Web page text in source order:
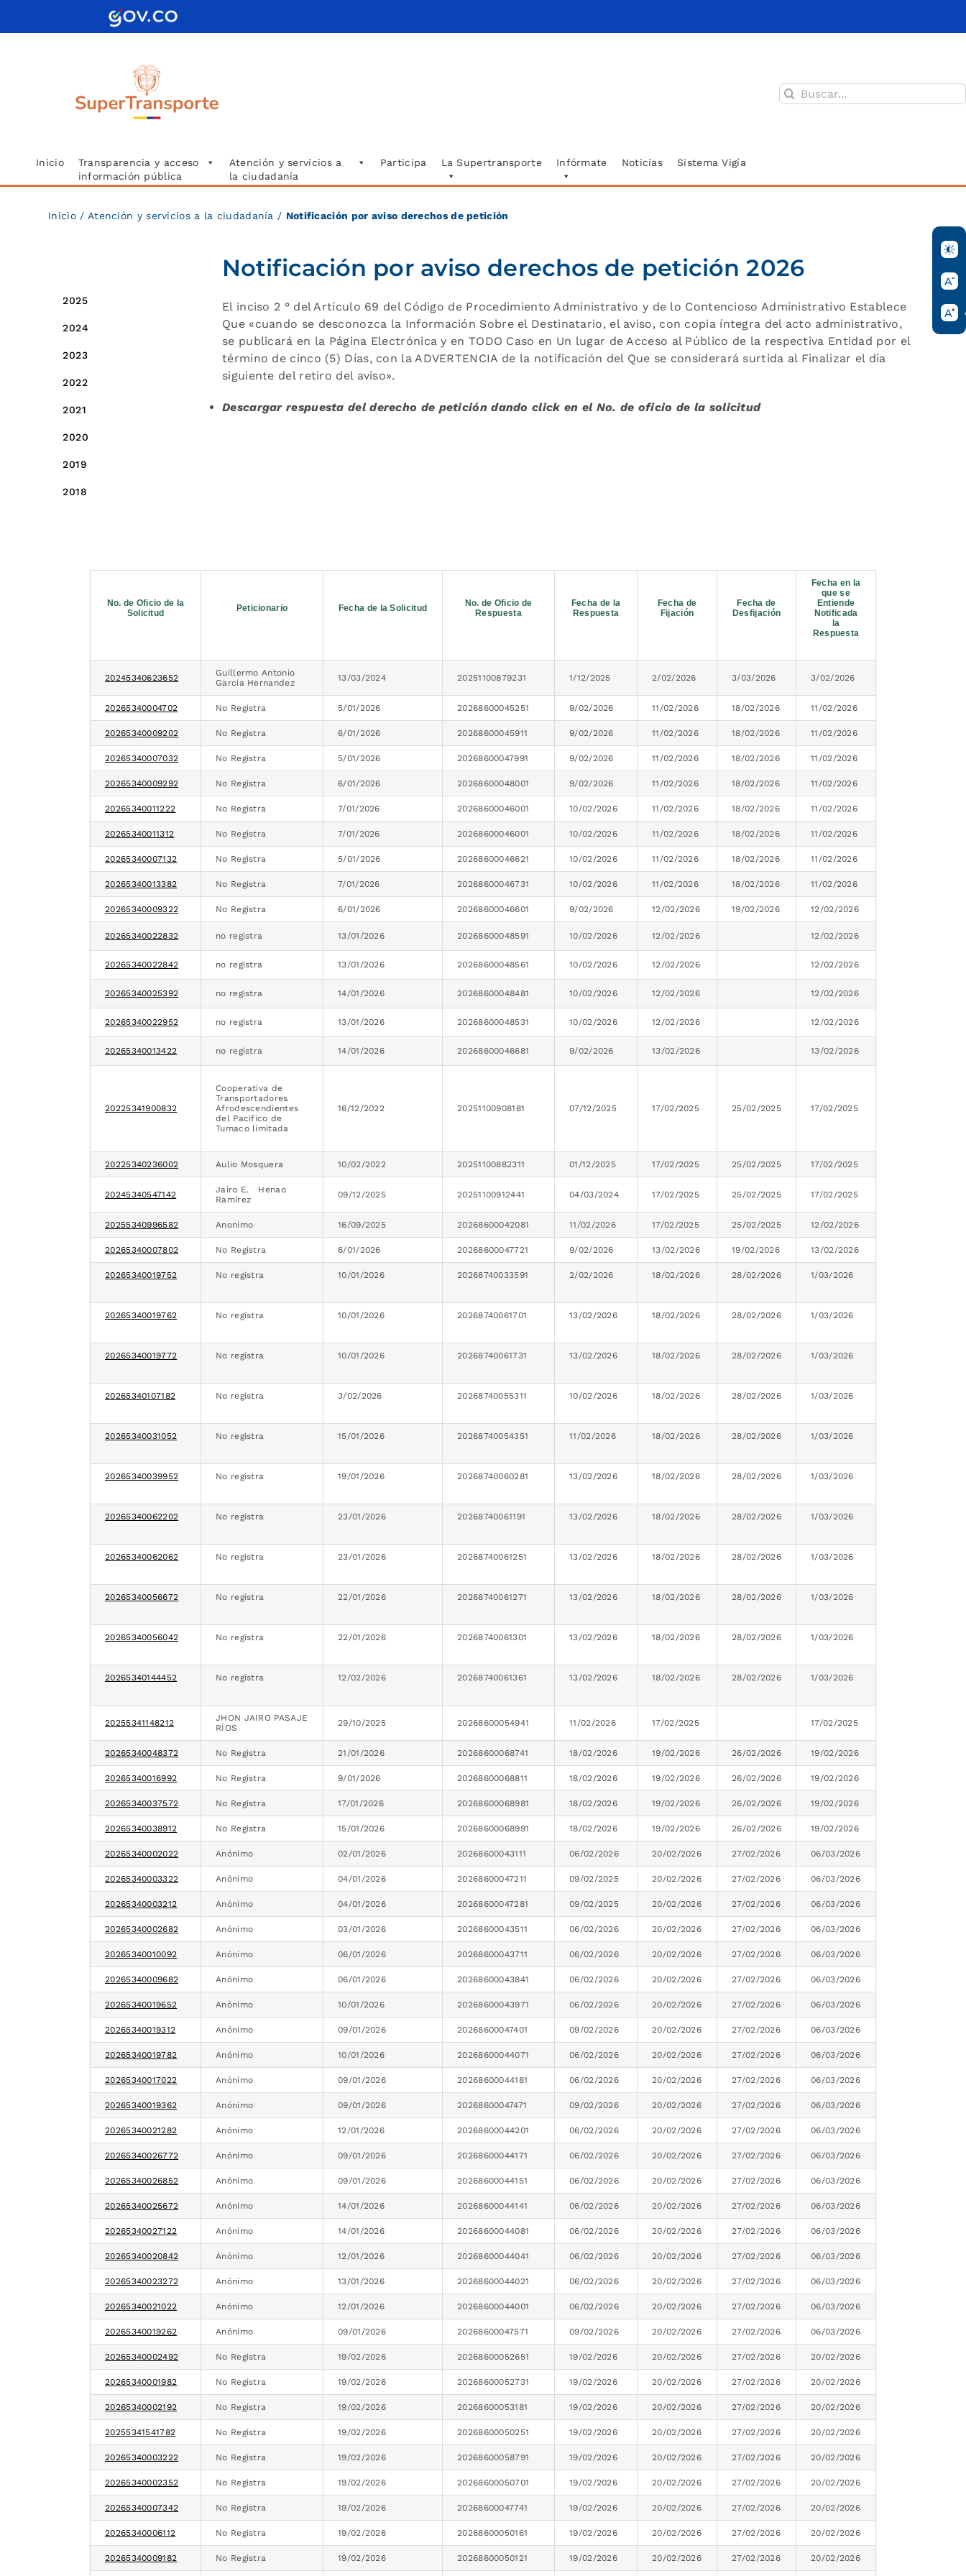
Buscar:
Inicio
Transparencia y acceso
información pública
Atención y servicios a
la ciudadanía
Participa La Supertransporte Infórmate Noticias Sistema Vigía
Inicio / Atención y servicios a la ciudadanía / Notificación por aviso derechos de petición
2025
2024
2023
2022
2021
2020
2019
2018
Notificación por aviso derechos de petición 2026
El inciso 2 ° del Artículo 69 del Código de Procedimiento Administrativo y de lo Contencioso Administrativo Establece
Que «cuando se desconozca la Información Sobre el Destinatario, el aviso, con copia íntegra del acto administrativo,
se publicará en la Página Electrónica y en TODO Caso en Un lugar de Acceso al Público de la respectiva Entidad por el
término de cinco (5) Días, con la ADVERTENCIA de la notificación del Que se considerará surtida al Finalizar el día
siguiente del retiro del aviso».
Descargar respuesta del derecho de petición dando click en el No. de oficio de la solicitud
No. de Oficio de la
Solicitud
Peticionario Fecha de la Solicitud
No. de Oficio de
Respuesta
Fecha de la
Respuesta
Fecha de
Fijación
Fecha de
Desfijación
Fecha en la
que se
Entiende
Notificada
la
Respuesta
20245340623652
Guillermo Antonio
Garcia Hernandez
13/03/2024 20251100879231 1/12/2025 2/02/2026 3/03/2026 3/02/2026
20265340004702 No Registra 5/01/2026 20268600045251 9/02/2026 11/02/2026 18/02/2026 11/02/2026
20265340009202 No Registra 6/01/2026 20268600045911 9/02/2026 11/02/2026 18/02/2026 11/02/2026
20265340007032 No Registra 5/01/2026 20268600047991 9/02/2026 11/02/2026 18/02/2026 11/02/2026
20265340009292 No Registra 6/01/2026 20268600048001 9/02/2026 11/02/2026 18/02/2026 11/02/2026
20265340011222 No Registra 7/01/2026 20268600046001 10/02/2026 11/02/2026 18/02/2026 11/02/2026
20265340011312 No Registra 7/01/2026 20268600046001 10/02/2026 11/02/2026 18/02/2026 11/02/2026
20265340007132 No Registra 5/01/2026 20268600046621 10/02/2026 11/02/2026 18/02/2026 11/02/2026
20265340013382 No Registra 7/01/2026 20268600046731 10/02/2026 11/02/2026 18/02/2026 11/02/2026
20265340009322 No Registra 6/01/2026 20268600046601 9/02/2026 12/02/2026 19/02/2026 12/02/2026
20265340022832 no registra 13/01/2026 20268600048591 10/02/2026 12/02/2026 12/02/2026
20265340022842 no registra 13/01/2026 20268600048561 10/02/2026 12/02/2026 12/02/2026
20265340025392 no registra 14/01/2026 20268600048481 10/02/2026 12/02/2026 12/02/2026
20265340022952 no registra 13/01/2026 20268600048531 10/02/2026 12/02/2026 12/02/2026
20265340013422 no registra 14/01/2026 20268600046681 9/02/2026 13/02/2026 13/02/2026
20225341900832
Cooperativa de
Transportadores
Afrodescendientes
del Pacifico de
Tumaco limitada
16/12/2022 20251100908181 07/12/2025 17/02/2025 25/02/2025 17/02/2025
20225340236002 Aulio Mosquera 10/02/2022 20251100882311 01/12/2025 17/02/2025 25/02/2025 17/02/2025
20245340547142
Jairo E. Henao
Ramírez
09/12/2025 20251100912441 04/03/2024 17/02/2025 25/02/2025 17/02/2025
20255340996582 Anonimo 16/09/2025 20268600042081 11/02/2026 17/02/2025 25/02/2025 12/02/2026
20265340007802 No Registra 6/01/2026 20268600047721 9/02/2026 13/02/2026 19/02/2026 13/02/2026
20265340019752 No registra 10/01/2026 20268740033591 2/02/2026 18/02/2026 28/02/2026 1/03/2026
20265340019762 No registra 10/01/2026 20268740061701 13/02/2026 18/02/2026 28/02/2026 1/03/2026
20265340019772 No registra 10/01/2026 20268740061731 13/02/2026 18/02/2026 28/02/2026 1/03/2026
20265340107182 No registra 3/02/2026 20268740055311 10/02/2026 18/02/2026 28/02/2026 1/03/2026
20265340031052 No registra 15/01/2026 20268740054351 11/02/2026 18/02/2026 28/02/2026 1/03/2026
20265340039952 No registra 19/01/2026 20268740060281 13/02/2026 18/02/2026 28/02/2026 1/03/2026
20265340062202 No registra 23/01/2026 20268740061191 13/02/2026 18/02/2026 28/02/2026 1/03/2026
20265340062062 No registra 23/01/2026 20268740061251 13/02/2026 18/02/2026 28/02/2026 1/03/2026
20265340056672 No registra 22/01/2026 20268740061271 13/02/2026 18/02/2026 28/02/2026 1/03/2026
20265340056042 No registra 22/01/2026 20268740061301 13/02/2026 18/02/2026 28/02/2026 1/03/2026
20265340144452 No registra 12/02/2026 20268740061361 13/02/2026 18/02/2026 28/02/2026 1/03/2026
20255341148212
JHON JAIRO PASAJE
RÍOS
29/10/2025 20268600054941 11/02/2026 17/02/2025 17/02/2025
20265340048372 No Registra 21/01/2026 20268600068741 18/02/2026 19/02/2026 26/02/2026 19/02/2026
20265340016992 No Registra 9/01/2026 20268600068811 18/02/2026 19/02/2026 26/02/2026 19/02/2026
20265340037572 No Registra 17/01/2026 20268600068981 18/02/2026 19/02/2026 26/02/2026 19/02/2026
20265340038912 No Registra 15/01/2026 20268600068991 18/02/2026 19/02/2026 26/02/2026 19/02/2026
20265340002022 Anónimo 02/01/2026 20268600043111 06/02/2026 20/02/2026 27/02/2026 06/03/2026
20265340003322 Anónimo 04/01/2026 20268600047211 09/02/2025 20/02/2026 27/02/2026 06/03/2026
20265340003212 Anónimo 04/01/2026 20268600047281 09/02/2025 20/02/2026 27/02/2026 06/03/2026
20265340002682 Anónimo 03/01/2026 20268600043511 06/02/2026 20/02/2026 27/02/2026 06/03/2026
20265340010092 Anónimo 06/01/2026 20268600043711 06/02/2026 20/02/2026 27/02/2026 06/03/2026
20265340009682 Anónimo 06/01/2026 20268600043841 06/02/2026 20/02/2026 27/02/2026 06/03/2026
20265340019652 Anónimo 10/01/2026 20268600043971 06/02/2026 20/02/2026 27/02/2026 06/03/2026
20265340019312 Anónimo 09/01/2026 20268600047401 09/02/2026 20/02/2026 27/02/2026 06/03/2026
20265340019782 Anónimo 10/01/2026 20268600044071 06/02/2026 20/02/2026 27/02/2026 06/03/2026
20265340017022 Anónimo 09/01/2026 20268600044181 06/02/2026 20/02/2026 27/02/2026 06/03/2026
20265340019362 Anónimo 09/01/2026 20268600047471 09/02/2026 20/02/2026 27/02/2026 06/03/2026
20265340021282 Anónimo 12/01/2026 20268600044201 06/02/2026 20/02/2026 27/02/2026 06/03/2026
20265340026772 Anónimo 09/01/2026 20268600044171 06/02/2026 20/02/2026 27/02/2026 06/03/2026
20265340026852 Anónimo 09/01/2026 20268600044151 06/02/2026 20/02/2026 27/02/2026 06/03/2026
20265340025672 Anónimo 14/01/2026 20268600044141 06/02/2026 20/02/2026 27/02/2026 06/03/2026
20265340027122 Anónimo 14/01/2026 20268600044081 06/02/2026 20/02/2026 27/02/2026 06/03/2026
20265340020842 Anónimo 12/01/2026 20268600044041 06/02/2026 20/02/2026 27/02/2026 06/03/2026
20265340023272 Anónimo 13/01/2026 20268600044021 06/02/2026 20/02/2026 27/02/2026 06/03/2026
20265340021022 Anónimo 12/01/2026 20268600044001 06/02/2026 20/02/2026 27/02/2026 06/03/2026
20265340019262 Anónimo 09/01/2026 20268600047571 09/02/2026 20/02/2026 27/02/2026 06/03/2026
20265340002492 No Registra 19/02/2026 20268600052651 19/02/2026 20/02/2026 27/02/2026 20/02/2026
20265340001982 No Registra 19/02/2026 20268600052731 19/02/2026 20/02/2026 27/02/2026 20/02/2026
20265340002192 No Registra 19/02/2026 20268600053181 19/02/2026 20/02/2026 27/02/2026 20/02/2026
20255341541782 No Registra 19/02/2026 20268600050251 19/02/2026 20/02/2026 27/02/2026 20/02/2026
20265340003222 No Registra 19/02/2026 20268600058791 19/02/2026 20/02/2026 27/02/2026 20/02/2026
20265340002352 No Registra 19/02/2026 20268600050701 19/02/2026 20/02/2026 27/02/2026 20/02/2026
20265340007342 No Registra 19/02/2026 20268600047741 19/02/2026 20/02/2026 27/02/2026 20/02/2026
20265340006112 No Registra 19/02/2026 20268600050161 19/02/2026 20/02/2026 27/02/2026 20/02/2026
20265340009182 No Registra 19/02/2026 20268600050121 19/02/2026 20/02/2026 27/02/2026 20/02/2026